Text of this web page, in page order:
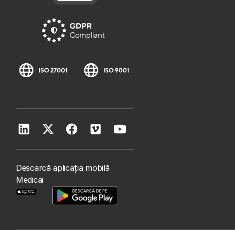
Descarcă aplicația mobilă
Medicai